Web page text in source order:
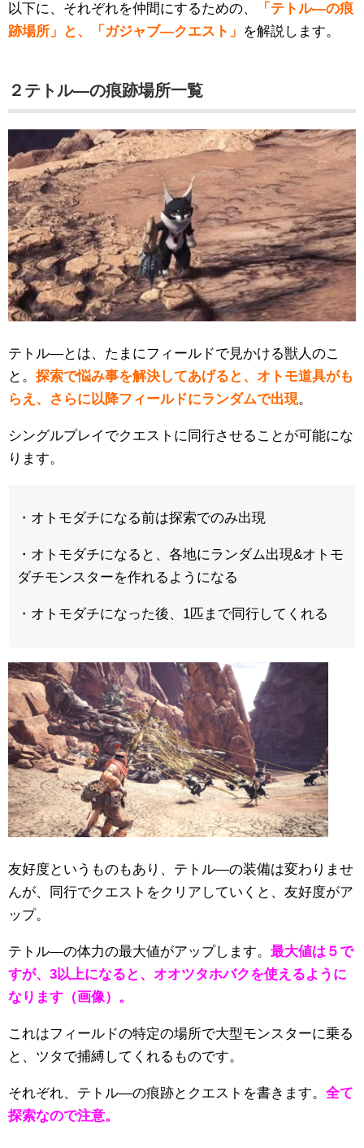
以下に、それぞれを仲間にするための、
「テトル―の痕
跡場所」と、「ガジャブ―クエスト」 を解説します。
２テトル―の痕跡場所一覧
テトル―とは、たまにフィールドで見かける獣人のこ
と。 探索で悩み事を解決してあげると、オトモ道具がも
らえ、さらに以降フィールドにランダムで出現。
シングルプレイでクエストに同行させることが可能にな
ります。
・オトモダチになる前は探索でのみ出現
・オトモダチになると、各地にランダム出現&オトモ
ダチモンスターを作れるようになる
・オトモダチになった後、1匹まで同行してくれる
友好度というものもあり、テトル―の装備は変わりませ
んが、同行でクエストをクリアしていくと、友好度がア
ップ。
テトル―の体力の最大値がアップします。 最大値は５で
すが、3以上になると、オオツタホバクを使えるように
なります（画像）。
これはフィールドの特定の場所で大型モンスターに乗る
と、ツタで捕縛してくれるものです。
それぞれ、テトル―の痕跡とクエストを書きます。 全て
探索なので注意。